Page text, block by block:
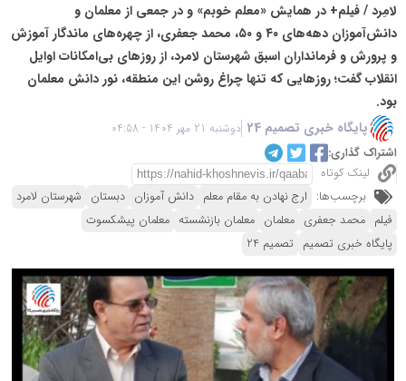
لامِرد / فیلم+ در همایش «معلم خوبم» و در جمعی از معلمان و
دانش‌آموزان دهه‌های ۴۰ و ۵۰، محمد جعفری، از چهره‌های ماندگار آموزش
و پرورش و فرمانداران اسبق شهرستان لامرد، از روزهای بی‌امکانات اوایل
انقلاب گفت؛ روزهایی که تنها چراغ روشن این منطقه، نور دانش معلمان
بود.
پایگاه خبری تصمیم 24
دوشنبه 21 مهر 1404 - 04:58
اشتراک گذاری:
لینک کوتاه
برچسب‌ها: ارج نهادن به مقام معلم دانش آموزان دبستان شهرستان لامرد
فیلم محمد جعفری معلمان معلمان بازنشسته معلمان پیشکسوت
پایگاه خبری تصمیم تصمیم 24